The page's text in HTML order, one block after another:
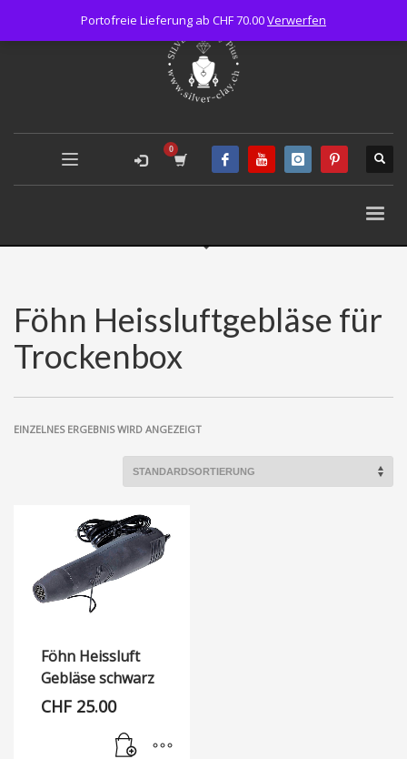
Föhn Heissluftgebläse für
Trockenbox
EINZELNES ERGEBNIS WIRD ANGEZEIGT
Föhn Heissluft
Gebläse schwarz
CHF 25.00
Portofreie Lieferung ab CHF 70.00Verwerfen